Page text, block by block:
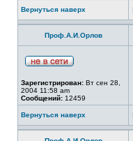
Вернуться наверх
Проф.А.И.Орлов
Зарегистрирован: Вт сен 28,
2004 11:58 am
Сообщений: 12459
Вернуться наверх